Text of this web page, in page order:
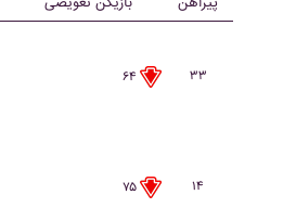
۶۴
۳۳
۷۵
۱۴